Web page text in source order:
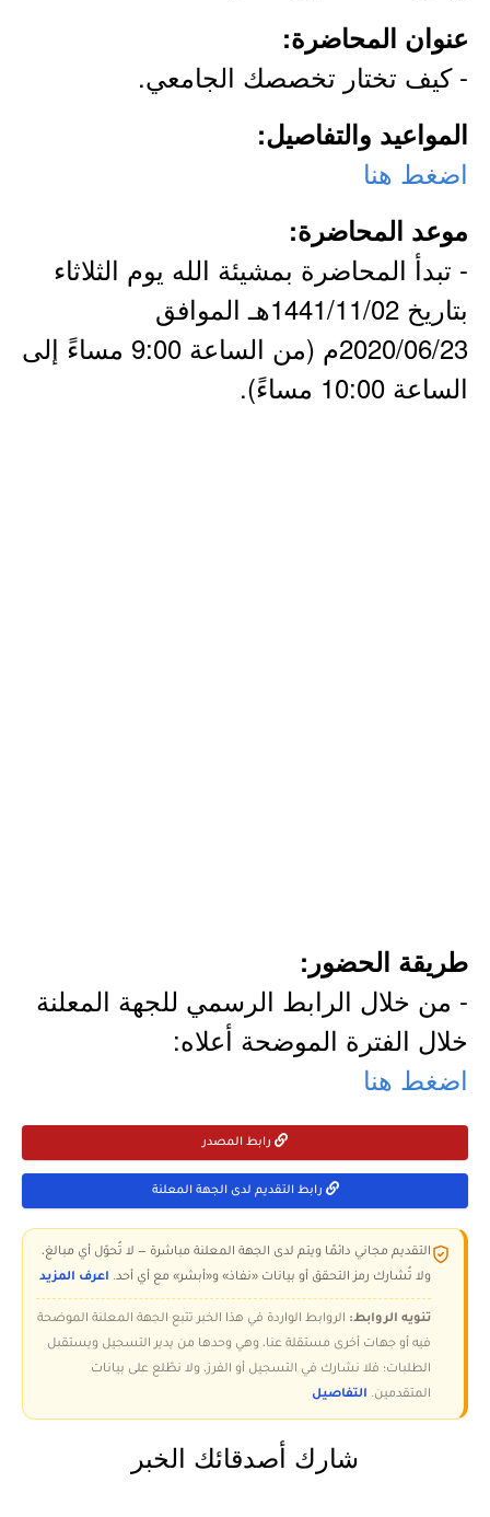
عنوان المحاضرة:
- كيف تختار تخصصك الجامعي.
المواعيد والتفاصيل:
اضغط هنا
موعد المحاضرة:
- تبدأ المحاضرة بمشيئة الله يوم الثلاثاء
بتاريخ 1441/11/02هـ الموافق
2020/06/23م (من الساعة 9:00 مساءً إلى
الساعة 10:00 مساءً).
طريقة الحضور:
- من خلال الرابط الرسمي للجهة المعلنة
خلال الفترة الموضحة أعلاه:
اضغط هنا
رابط المصدر
رابط التقديم لدى الجهة المعلنة
التقديم مجاني دائمًا ويتم لدى الجهة المعلنة مباشرة — لا تُحوّل أي مبالغ،
ولا تُشارك رمز التحقق أو بيانات «نفاذ» و«أبشر» مع أي أحد. اعرف المزيد
تنويه الروابط: الروابط الواردة في هذا الخبر تتبع الجهة المعلنة الموضحة
فيه أو جهات أخرى مستقلة عنا، وهي وحدها من يدير التسجيل ويستقبل
الطلبات؛ فلا نشارك في التسجيل أو الفرز، ولا نطّلع على بيانات
المتقدمين. التفاصيل
شارك أصدقائك الخبر